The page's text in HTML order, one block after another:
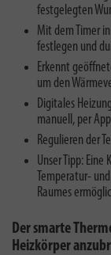
festgelegten
Mit dem Timer
festlegen und
Erkennt
um den
Digitales
manuell, per
Regulieren der
Unser Tipp:
Temperatur-
Raumes
Der smarte
Heizkörper